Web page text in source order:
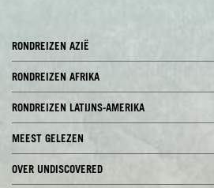
RONDREIZEN AZIË
RONDREIZEN AFRIKA
RONDREIZEN LATIJNS-AMERIKA
MEEST GELEZEN
OVER UNDISCOVERED